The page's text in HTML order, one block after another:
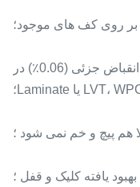
3)ثبات بسیار بالا،با صرفا گسترش / انقباض جزئی (0.06٪) در